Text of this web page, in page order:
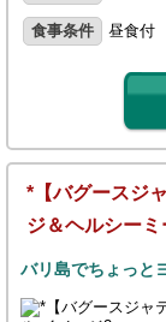
食事条件 昼食付
*【バグースジ
ジ＆ヘルシー
バリ島でちょっと